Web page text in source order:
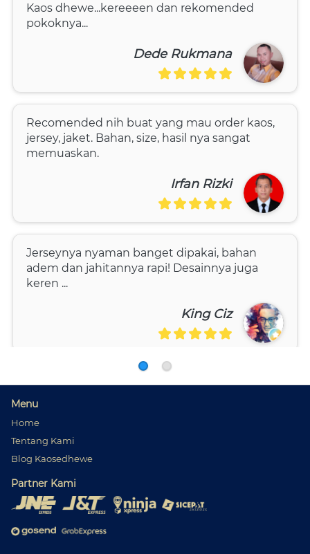
Kaos dhewe...kereeeen dan rekomended
pokoknya...
Dede Rukmana
Recomended nih buat yang mau order kaos,
jersey, jaket. Bahan, size, hasil nya sangat
memuaskan.
Irfan Rizki
Jerseynya nyaman banget dipakai, bahan
adem dan jahitannya rapi! Desainnya juga
keren ...
King Ciz
menurut saya, produk yang dijual itu bagus
Menu
Home
Tentang Kami
Blog Kaosedhewe
Partner Kami